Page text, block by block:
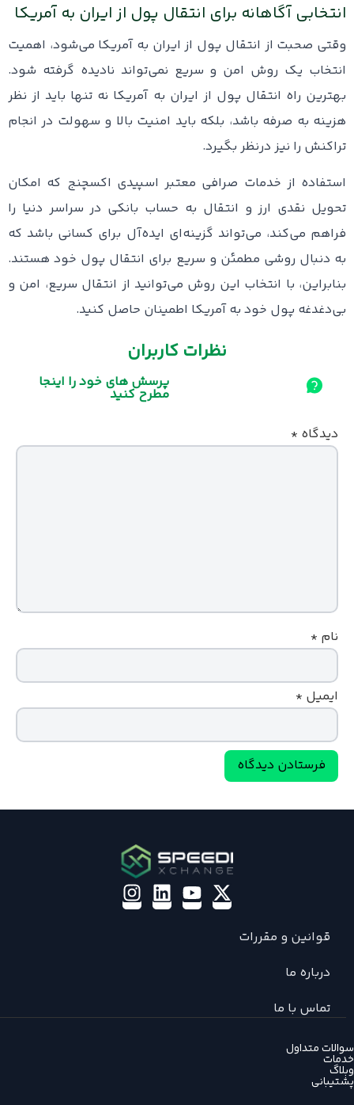
انتخابی آگاهانه برای انتقال پول از ایران به آمریکا
وقتی صحبت از انتقال پول از ایران به آمریکا می‌شود، اهمیت
انتخاب یک روش امن و سریع نمی‌تواند نادیده گرفته شود.
بهترین راه انتقال پول از ایران به آمریکا نه تنها باید از نظر
هزینه به صرفه باشد، بلکه باید امنیت بالا و سهولت در انجام
تراکنش را نیز درنظر بگیرد.
استفاده از خدمات صرافی معتبر اسپیدی اکسچنج که امکان
تحویل نقدی ارز و انتقال به حساب بانکی در سراسر دنیا را
فراهم می‌کند، می‌تواند گزینه‌ای ایده‌آل برای کسانی باشد که
به دنبال روشی مطمئن و سریع برای انتقال پول خود هستند.
بنابراین، با انتخاب این روش می‌توانید از انتقال سریع، امن و
بی‌دغدغه پول خود به آمریکا اطمینان حاصل کنید.
نظرات کاربران
پرسش های خود را اینجا
مطرح کنید
دیدگاه *
نام *
ایمیل *
قوانین و مقررات
درباره ما
تماس با ما
سوالات متداول
خدمات
وبلاگ
پشتیبانی